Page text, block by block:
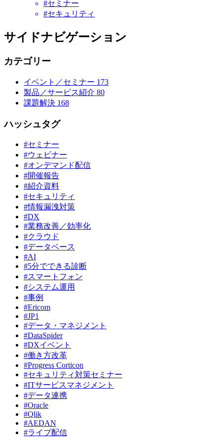
#セミナー
#セキュリティ
サイドナビゲーション
カテゴリー
イベント／セミナー 173
製品／サービス紹介 80
課題解決 168
ハッシュタグ
#セミナー
#ウェビナー
#オンデマンド配信
#開催報告
#紹介資料
#セキュリティ
#情報漏洩対策
#DX
#業務改善／効率化
#クラウド
#データベース
#AI
#5分でできる診断
#スマートフォン
#システム運用
#事例
#Ericom
#JP1
#データ・マネジメント
#DataSpider
#DXイベント
#働き方改革
#Progress Corticon
#セキュリティ対策セミナー
#ITサービスマネジメント
#データ連携
#Oracle
#Qlik
#AEDAN
#ライブ配信